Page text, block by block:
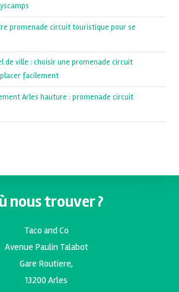
promenade circuit touristique pour se
de ville : choisir une promenade circuit
facilement
Arles hauture : promenade circuit
nous trouver ?
Taco and Co
Avenue Paulin Talabot
Gare Routiere,
13200 Arles